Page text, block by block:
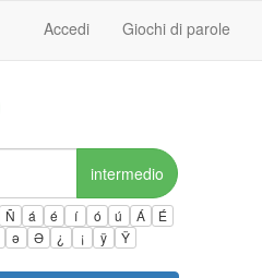
Accedi Giochi di parole
intermedio
Ñ á é í ó ú Á
É
ə Ə ¿ ¡ ÿ Ÿ